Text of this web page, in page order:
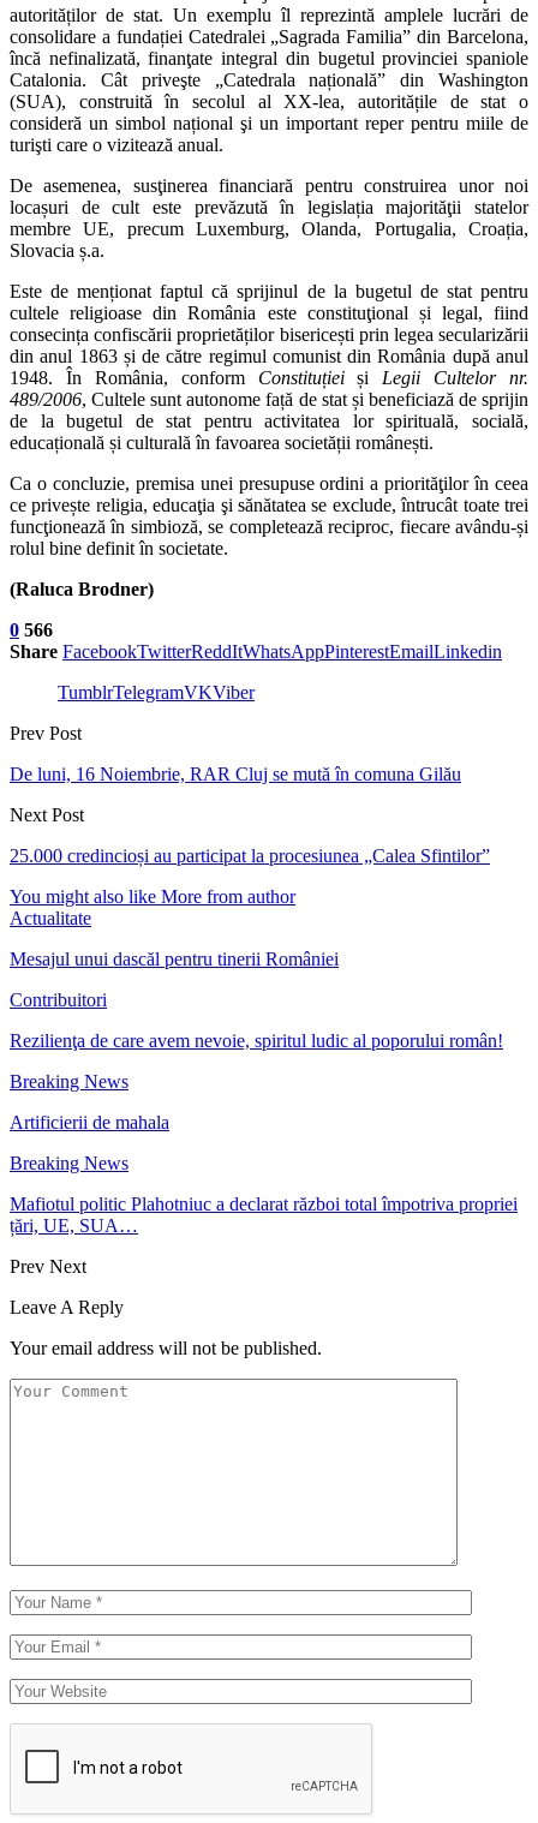
autorităților de stat. Un exemplu îl reprezintă amplele lucrări de
consolidare a fundației Catedralei „Sagrada Familia” din Barcelona,
încă nefinalizată, finanţate integral din bugetul provinciei spaniole
Catalonia. Cât priveşte „Catedrala națională” din Washington
(SUA), construită în secolul al XX-lea, autori­tățile de stat o
consideră un simbol național şi un important reper pentru miile de
turişti care o vizitează anual.
De asemenea, susţinerea financiară pentru construirea unor noi
locașuri de cult este prevăzută în legislația majorităţii statelor
membre UE, precum Luxemburg, Olanda, Portugalia, Croa­ția,
Slovacia ș.a.
Este de menționat faptul că sprijinul de la bugetul de stat pentru
cultele religioase din România este constituţional și legal, fiind
consecința confiscării pro­prie­tăților bisericești prin legea secularizării
din anul 1863 și de către regimul comunist din România după anul
1948. În România, conform Constituțieiși Legii Cultelor nr.
489/2006, Cultele sunt autonome față de stat și beneficiază de sprijin
de la bugetul de stat pentru activitatea lor spirituală, socială,
educațio­nală și culturală în favoarea societății românești.
Ca o concluzie, premisa unei presupuse ordini a priorităţilor în ceea
ce privește religia, educaţia şi sănătatea se exclude, întrucât toate trei
funcţionează în simbioză, se completează reciproc, fiecare avându-și
rolul bine definit în societate.
(Raluca Brodner)
0 566
Share FacebookTwitterReddItWhatsAppPinterestEmailLinkedin
TumblrTelegramVKViber
Prev Post
De luni, 16 Noiembrie, RAR Cluj se mută în comuna Gilău
Next Post
25.000 credincioși au participat la procesiunea „Calea Sfintilor”
You might also like More from author
Actualitate
Mesajul unui dascăl pentru tinerii României
Contribuitori
Rezilienţa de care avem nevoie, spiritul ludic al poporului român!
Breaking News
Artificierii de mahala
Breaking News
Mafiotul politic Plahotniuc a declarat război total împotriva propriei
țări, UE, SUA…
Prev Next
Leave A Reply
Your email address will not be published.